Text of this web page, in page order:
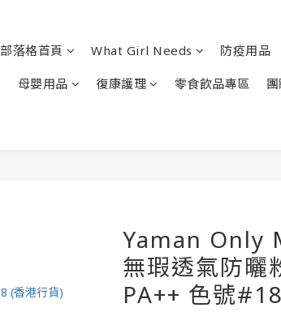
部落格首頁 What Girl Needs 防疫用品
母嬰用品 復康護理 零食飲品專區
Yaman Only
無瑕透氣防曬
PA++ 色號